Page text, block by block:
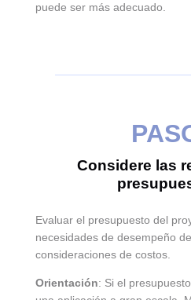
puede ser más adecuado.
Considere las
Evaluar el presupuesto del
necesidades de desempeño
consideraciones de costos.
Orientación: Si el